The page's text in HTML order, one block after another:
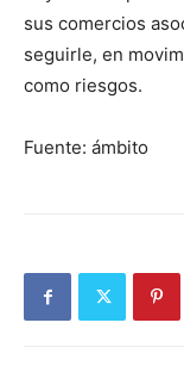
sus comercios
seguirle, en
como riesgos.
Fuente: ámbito